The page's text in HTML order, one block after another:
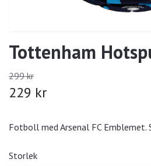
Tottenham
299 kr
229 kr
Fotboll med Arsenal FC Emblemet.
Storlek